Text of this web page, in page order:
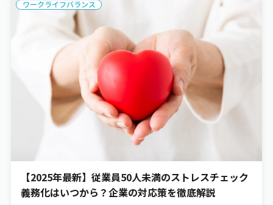
ワークライフバランス
【2025年最新】従業員50人未満のストレスチェック
義務化はいつから？企業の対応策を徹底解説